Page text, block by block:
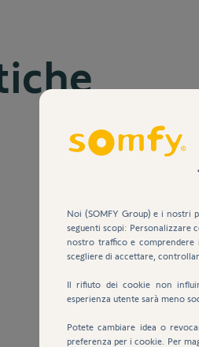
Noi (SOMFY Group) e i nostri
seguenti scopi: Personalizzare
nostro traffico e
scegliere di accettare,
Il rifiuto dei cookie non
esperienza utente sarà meno
Potete cambiare idea o
preferenza per i cookie. Per